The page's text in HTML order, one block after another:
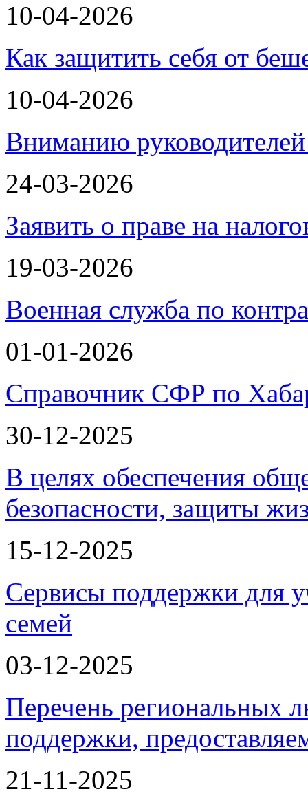
10-04-2026
Как защитить себя от
10-04-2026
Вниманию
24-03-2026
Заявить о праве на
19-03-2026
Военная служба по
01-01-2026
Справочник СФР по
30-12-2025
В целях обеспечения
безопасности, защиты
15-12-2025
Сервисы поддержки для
семей
03-12-2025
Перечень региональных
поддержки,
21-11-2025